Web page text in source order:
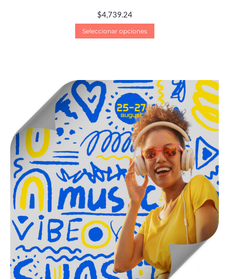
$4,739.24
Seleccionar opciones